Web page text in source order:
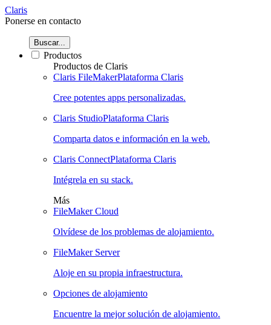
Claris
Ponerse en contacto
Buscar...
Productos
Productos de Claris
Claris FileMakerPlataforma Claris
Cree potentes apps personalizadas.
Claris StudioPlataforma Claris
Comparta datos e información en la web.
Claris ConnectPlataforma Claris
Intégrela en su stack.
Más
FileMaker Cloud
Olvídese de los problemas de alojamiento.
FileMaker Server
Aloje en su propia infraestructura.
Opciones de alojamiento
Encuentre la mejor solución de alojamiento.